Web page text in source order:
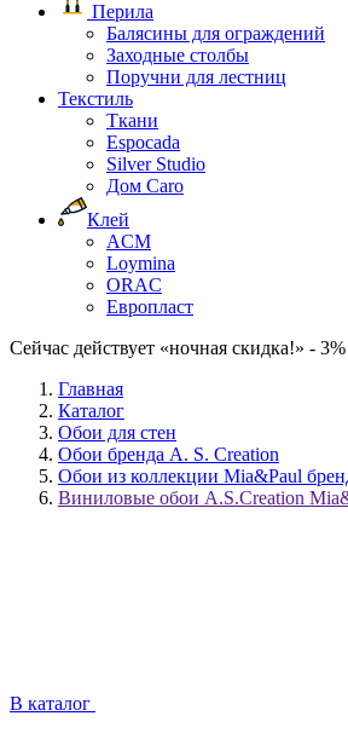
Перила
Балясины для ограждений
Заходные столбы
Поручни для лестниц
Текстиль
Ткани
Espocada
Silver Studio
Дом Caro
Клей
ACM
Loymina
ORAC
Европласт
Сейчас действует «ночная скидка!» -
Главная
Каталог
Обои для стен
Обои бренда A. S. Creation
Обои из коллекции Mia&Paul
Виниловые обои A.S.Creation
В каталог